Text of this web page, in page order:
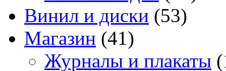
Винил и диски (53)
Магазин (41)
Журналы и плакаты